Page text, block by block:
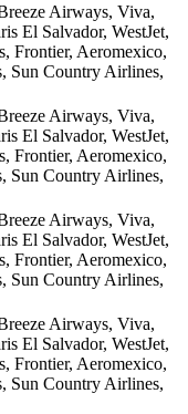
Airways, Viva,
El Salvador, WestJet,
Frontier, Aeromexico,
Sun Country Airlines,
Airways, Viva,
El Salvador, WestJet,
Frontier, Aeromexico,
Sun Country Airlines,
Airways, Viva,
El Salvador, WestJet,
Frontier, Aeromexico,
Sun Country Airlines,
Airways, Viva,
El Salvador, WestJet,
Frontier, Aeromexico,
Sun Country Airlines,